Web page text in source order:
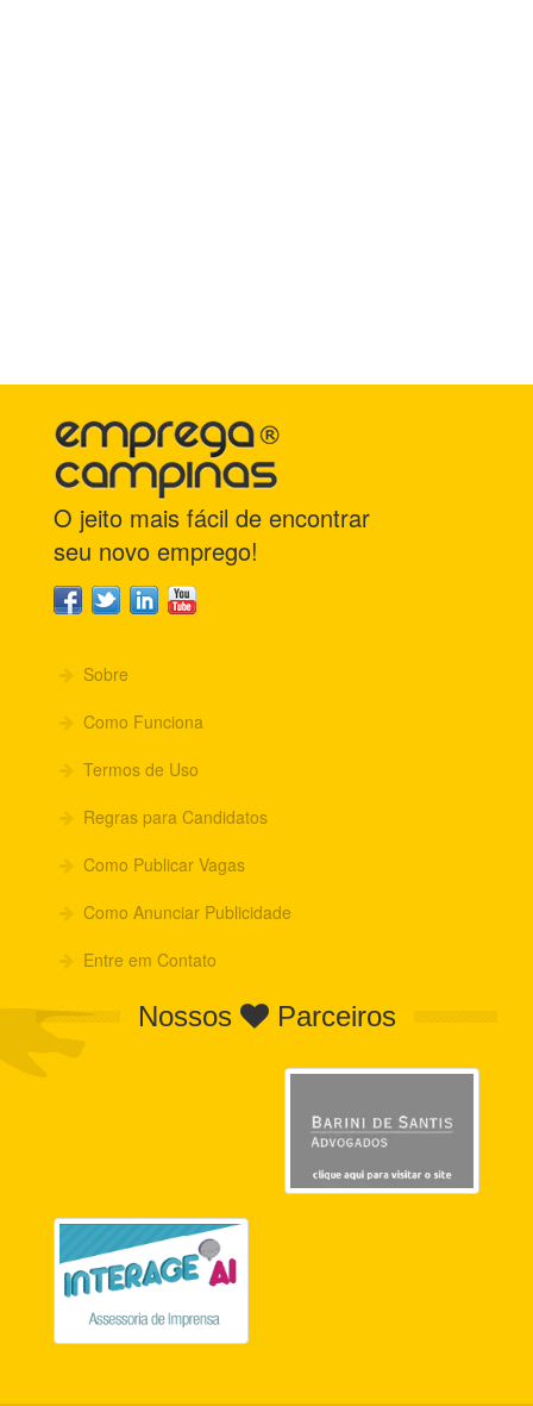
O jeito mais fácil de encontrar
seu novo emprego!
Sobre
Como Funciona
Termos de Uso
Regras para Candidatos
Como Publicar Vagas
Como Anunciar Publicidade
Entre em Contato
Nossos Parceiros